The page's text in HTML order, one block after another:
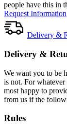
people have this in
Request Information
Delivery &
Delivery &
We want you to be
is not. For
most happy to
from us if the
Rules